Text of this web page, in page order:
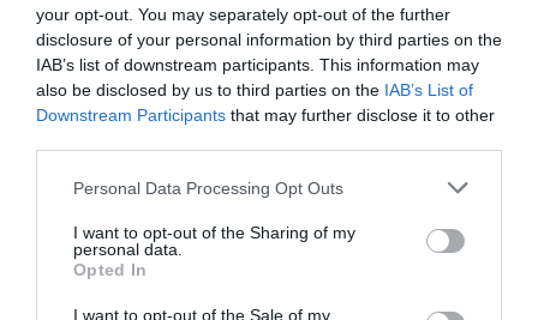
your opt-out. You may separately opt-out of the further
disclosure of your personal information by third parties on the
IAB’s list of downstream participants. This information may
also be disclosed by us to third parties on the IAB’s List of
Downstream Participants that may further disclose it to other
Please note that this website/app uses one or more Google
not limited to your visit or usage behaviour. You may click to
grant or deny consent to Google and its third-party tags to
use your data for below specified purposes in below Google
consent section.
Personal Data Processing Opt Outs
I want to opt-out of the Sharing of my
personal data.
Opted In
I want to opt-out of the Sale of my
2026-07-30 2026-07-28